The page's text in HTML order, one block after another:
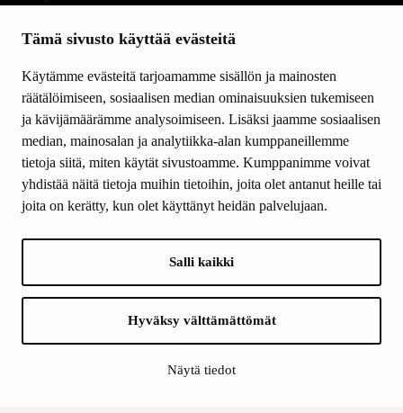
Tämä sivusto käyttää evästeitä
Käytämme evästeitä tarjoamamme sisällön ja mainosten
räätälöimiseen, sosiaalisen median ominaisuuksien tukemiseen
ja kävijämäärämme analysoimiseen. Lisäksi jaamme sosiaalisen
median, mainosalan ja analytiikka-alan kumppaneillemme
tietoja siitä, miten käytät sivustoamme. Kumppanimme voivat
yhdistää näitä tietoja muihin tietoihin, joita olet antanut heille tai
joita on kerätty, kun olet käyttänyt heidän palvelujaan.
Salli kaikki
Hyväksy välttämättömät
Näytä tiedot
Ajankohtaista
Yhteystiedot
SEURAA MEITÄ
Facebook
Instagram
LinkedIn
Suomen Kulttuurirahasto: